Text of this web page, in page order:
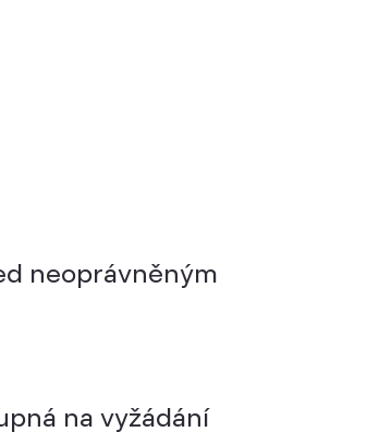
neoprávněným
na vyžádání